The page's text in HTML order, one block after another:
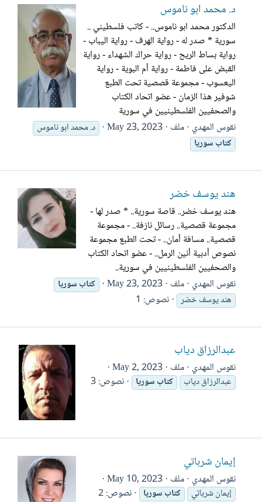
د. محمد ابو ناموس
الدكتور محمد ابو ناموس.. - كاتب فلسطيني ..
سورية * صدر له - رواية الهرف - رواية اليباب -
رواية بساط الريح - رواية حراك الشهداء - رواية
القبض على فاطمة - رواية أم البوية - رواية
اليعسوب - مجموعة قصصية تحت الطبع
شوفير هذا الزمان - عضو اتحاد الكتاب
والصحفيين الفلسطينيين في سورية
نقوس المهدي ملف May 23, 2023
د. محمد ابو ناموس
كتابسوريا
هند يوسف خضر
هند يوسف خضر.. قاصة سورية.. * صدر لها -
مجموعة قصصية.. رسائل نازفة.. - مجموعة
قصصية.. مسافة أمان.. - تحت الطبع مجموعة
نصوص أدبية أنين الرمل.. - عضو اتحاد الكتاب
والصحفيين الفلسطينيين في سورية..
نقوس المهدي ملف May 23, 2023 كتابسوريا
هند يوسف خضر
نصوص: 1
عبدالرزاق دياب
نقوس المهدي ملف May 2, 2023
عبدالرزاق دياب كتابسوريا نصوص: 3
إيمان شرباتي
نقوس المهدي ملف May 10, 2023
إيمان شرباتي كتابسوريا نصوص: 2